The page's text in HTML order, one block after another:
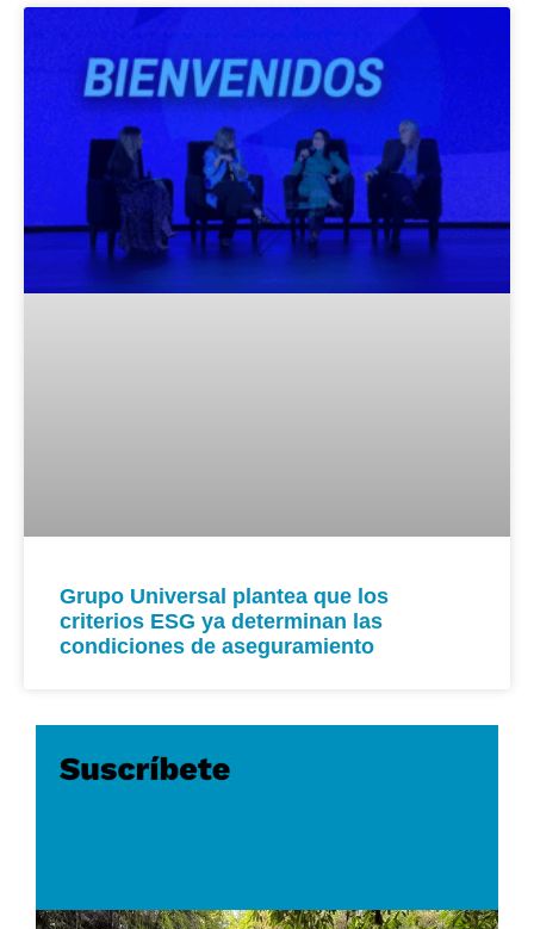
Grupo Universal plantea que los
criterios ESG ya determinan las
condiciones de aseguramiento